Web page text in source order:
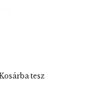
tesz